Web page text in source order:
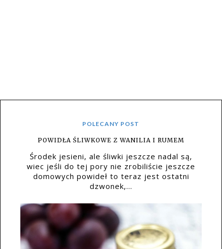
POLECANY POST
POWIDŁA ŚLIWKOWE Z WANILIA I RUMEM
Środek jesieni, ale śliwki jeszcze nadal są,
wiec jeśli do tej pory nie zrobiliście jeszcze
domowych powideł to teraz jest ostatni
dzwonek,...